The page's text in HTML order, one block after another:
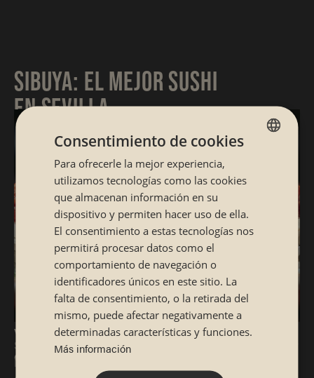
SIBUYA: EL MEJOR SUSHI
EN SEVILLA
¿Te ha entrado antojo de unos buenos rolls? ¿O
tal vez de nigiris y sashimi? En cualquier caso,
si eres un sushi lover, deberías venir a Sibuya,
uno de los restaurantes de sushi en Sevilla
mejor valorados. Aquí te espera una amplia y
variada carta llena de piezas de sushi que te
harán la boca agua, ¡además de un ambiente
espectacular!
Vengas solo o acompañado de los tuyos, vas a
disfrutar del mejor sushi de Sevilla con
Si tenemos el mejor sushi de Sibuya es, en gran parte, por
la enorme variedad de nuestra carta. ¿Sabes que
CATALÁN
Consentimiento de cookies
Para ofrecerle la mejor experiencia,
utilizamos tecnologías como las cookies
que almacenan información en su
dispositivo y permiten hacer uso de ella.
El consentimiento a estas tecnologías nos
permitirá procesar datos como el
comportamiento de navegación o
identificadores únicos en este sitio. La
falta de consentimiento, o la retirada del
mismo, puede afectar negativamente a
determinadas características y funciones.
Más información